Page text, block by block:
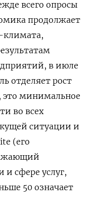
всего опросы
продолжает
климата,
в июле
отделяет рост
это минимальное
во всех
ситуации и
(его
сфере услуг,
50 означает